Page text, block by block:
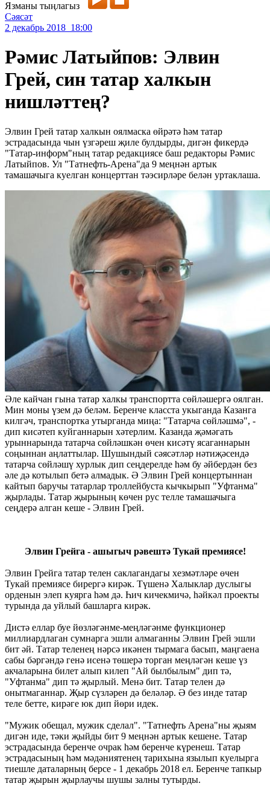
Язманы тыңлагыз
Сәясәт
2 декабрь 2018 18:00
Рәмис Латыйпов: Элвин
Грей, син татар халкын
нишләттең?
Элвин Грей татар халкын оялмаска өйрәтә һәм татар
эстрадасында чын үзгәреш җиле булдырды, дигән фикердә
"Татар-информ"ның татар редакциясе баш редакторы Рәмис
Латыйпов. Ул "Татнефть-Арена"да 9 меңнән артык
тамашачыга куелган концерттан тәэсирләре белән уртаклаша.
Әле кайчан гына татар халкы транспортта сөйләшергә оялган.
Мин моны үзем дә беләм. Беренче класста укыганда Казанга
килгәч, транспортка утырганда миңа: "Татарча сөйләшмә", -
дип кисәтеп куйганнарын хәтерлим. Казанда җәмәгать
урыннарында татарча сөйләшкән өчен кисәтү ясаганнарын
соңыннан аңлаттылар. Шушындый сәясәтләр нәтиҗәсендә
татарча сөйләшү хурлык дип сеңдерелде һәм бу әйбердән без
әле дә котылып бетә алмадык. Ә Элвин Грей концертыннан
кайтып баручы татарлар троллейбуста кычкырып "Уфтанма"
җырлады. Татар җырының көчен рус телле тамашачыга
сеңдерә алган кеше - Элвин Грей.
Элвин Грейга - ашыгыч рәвештә Тукай премиясе!
Элвин Грейга татар телен саклагандагы хезмәтләре өчен
Тукай премиясе бирергә кирәк. Түшенә Халыклар дуслыгы
орденын элеп куярга һәм дә. Һич кичекмичә, һәйкәл проекты
турында да уйлый башларга кирәк.
Дистә еллар буе йөзләгәнме-меңләгәнме функционер
миллиардлаган сумнарга эшли алмаганны Элвин Грей эшли
бит әй. Татар теленең нәрсә икәнен тырмага басып, маңгаена
сабы бәргәндә генә исенә төшерә торган меңләгән кеше үз
акчаларына билет алып килеп "Ай былбылым" дип тә,
"Уфтанма" дип тә җырлый. Менә бит. Татар телен дә
онытмаганнар. Җыр сүзләрен дә беләләр. Ә без инде татар
теле бетте, кирәге юк дип йөри идек.
"Мужик обещал, мужик сделал". "Татнефть Арена"ны җыям
дигән иде, тәки җыйды бит 9 меңнән артык кешене. Татар
эстрадасында беренче очрак һәм беренче күренеш. Татар
эстрадасының һәм мәдәниятенең тарихына язылып куелырга
тиешле даталарның берсе - 1 декабрь 2018 ел. Беренче тапкыр
татар җырын җырлаучы шушы залны тутырды.